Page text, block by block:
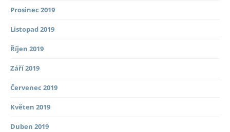
Prosinec 2019
Listopad 2019
Říjen 2019
Září 2019
Červenec 2019
Květen 2019
Duben 2019